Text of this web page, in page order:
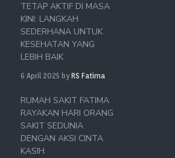
TETAP AKTIF DI MASA
KINI: LANGKAH
SEDERHANA UNTUK
KESEHATAN YANG
LEBIH BAIK
6 April 2025 by RS Fatima
RUMAH SAKIT FATIMA
RAYAKAN HARI ORANG
SAKIT SEDUNIA
DENGAN AKSI CINTA
KASIH